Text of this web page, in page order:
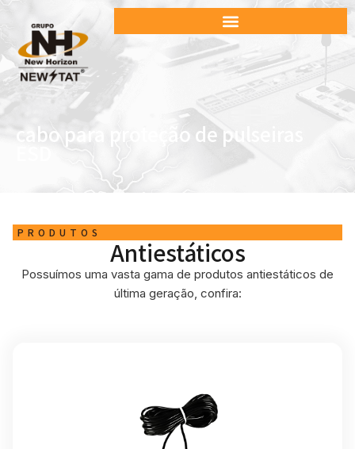
cabo para proteção de pulseiras
PRODUTOS
Antiestáticos
Possuímos uma vasta gama de produtos antiestáticos de
última geração, confira: